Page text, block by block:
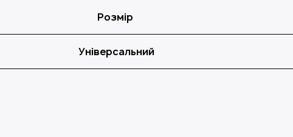
Розмір
Універсальний